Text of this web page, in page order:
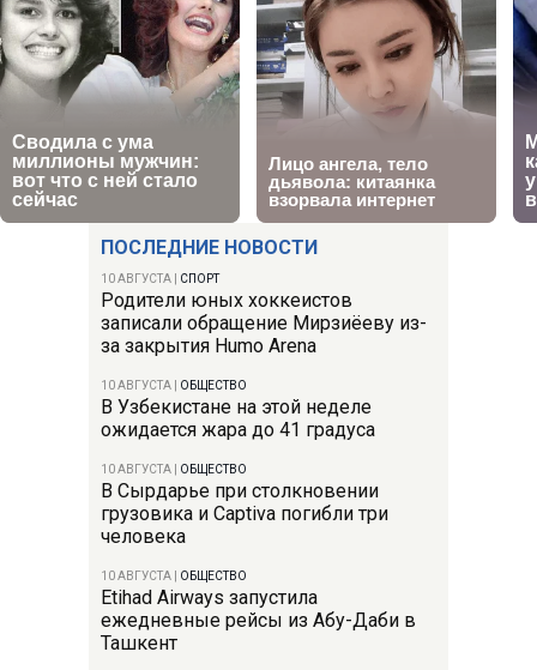
ПОСЛЕДНИЕ НОВОСТИ
10 АВГУСТА СПОРТ
Родители юных хоккеистов
записали обращение Мирзиёеву из-
за закрытия Humo Arena
10 АВГУСТА ОБЩЕСТВО
В Узбекистане на этой неделе
ожидается жара до 41 градуса
10 АВГУСТА ОБЩЕСТВО
В Сырдарье при столкновении
грузовика и Captiva погибли три
человека
10 АВГУСТА ОБЩЕСТВО
Etihad Airways запустила
ежедневные рейсы из Абу-Даби в
Ташкент